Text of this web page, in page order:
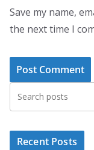
Save my name,
the next time I
Recent Posts